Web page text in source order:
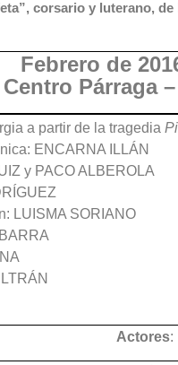
corsario y luterano,
Febrero de
Centro Párraga
a partir de la tragedia
ENCARNA ILLÁN
y PACO ALBEROLA
LUISMA SORIANO
Actores: